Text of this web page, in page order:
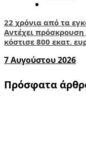
22 χρόνια από τα
Αντέχει
κόστισε 800 εκατ.
7 Αυγούστου 2026
Πρόσφατα